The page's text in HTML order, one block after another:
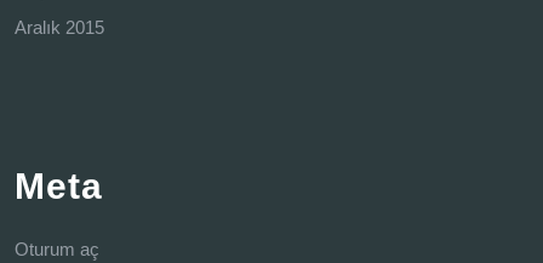
Aralık 2015
Meta
Oturum aç